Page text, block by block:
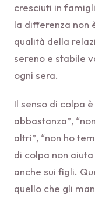
cresciuti in
la differenza non
qualità della
sereno e stabile
ogni sera.
Il senso di colpa
abbastanza”,
altri”, “non ho
di colpa non
anche sui figli.
quello che gli